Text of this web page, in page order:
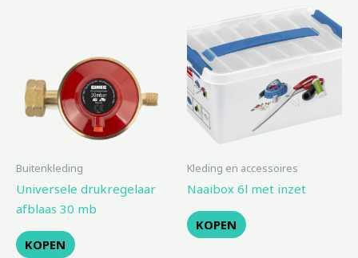
Buitenkleding
Universele drukregelaar
afblaas 30 mb
KOPEN
Kleding en accessoires
Naaibox 6l met inzet
KOPEN